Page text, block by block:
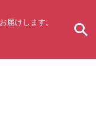
届けします。